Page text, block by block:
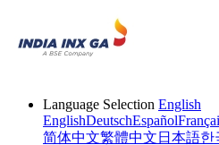
Language Selection English
EnglishDeutschEspañol
简体中文繁體中文 日本語한